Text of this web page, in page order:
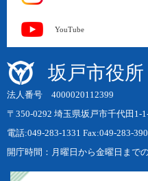
YouTube
坂戸市役所
法人番号 4000020112399
〒350-0292 埼玉県坂戸市千代田1-
電話:049-283-1331 Fax:049-283-
開庁時間：月曜日から金曜日まで